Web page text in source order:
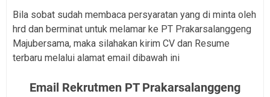
Bila sobat sudah membaca persyaratan yang di minta oleh
hrd dan berminat untuk melamar ke PT Prakarsalanggeng
Majubersama, maka silahakan kirim CV dan Resume
terbaru melalui alamat email dibawah ini
Email Rekrutmen PT Prakarsalanggeng